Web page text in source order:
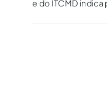
e do ITCMD